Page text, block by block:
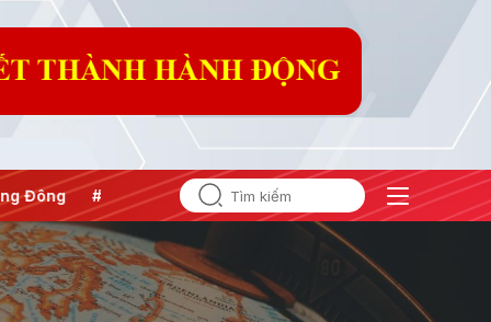
Đông #An ninh năng lượng #Bảo vệ nền tảng tư tưởng